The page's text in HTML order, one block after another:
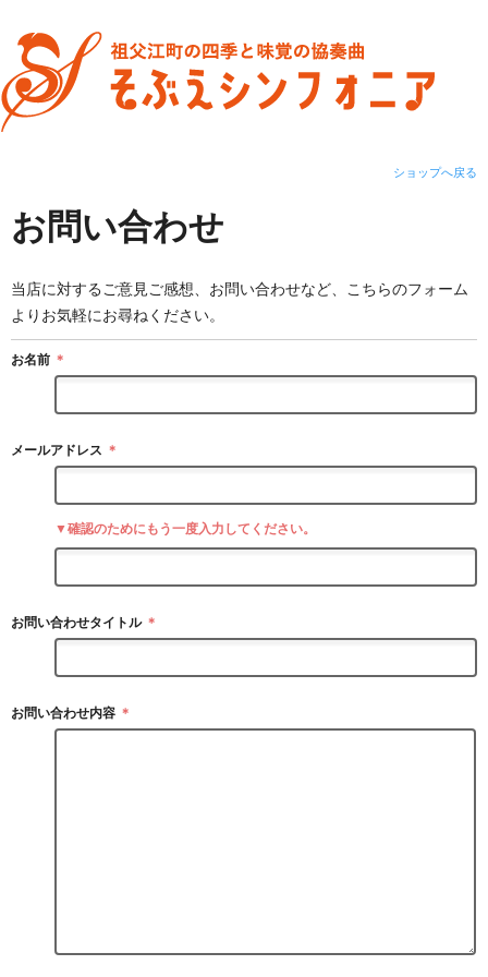
ショップへ戻る
お問い合わせ
当店に対するご意見ご感想、お問い合わせなど、こちらのフォーム
よりお気軽にお尋ねください。
お名前 ＊
メールアドレス ＊
▼確認のためにもう一度入力してください。
お問い合わせタイトル ＊
お問い合わせ内容 ＊